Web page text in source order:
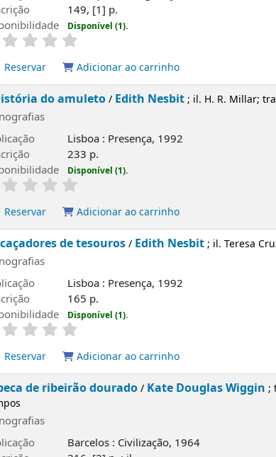
Die eroberung der luft
Monografias
Publicação
Descrição
149, [1] p.
Disponibilidade
Reservar
A história do amuleto/Edith Nesbit
Monografias
Publicação
Descrição
Disponibilidade
Disponível (1).
Reservar
Os caçadores de tesouros
Monografias